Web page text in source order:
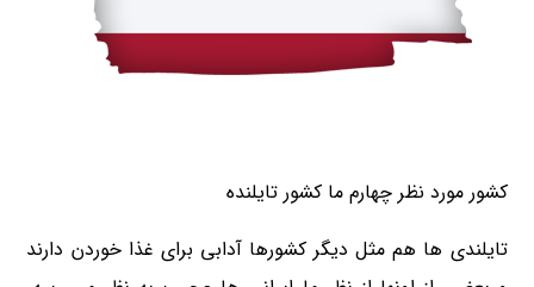
کشور مورد نظر چهارم ما کشور تایلنده
تایلندی ها هم مثل دیگر کشورها آدابی برای غذا خوردن دارند